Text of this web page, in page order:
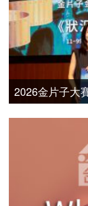
2026金片子大
月27日截止，